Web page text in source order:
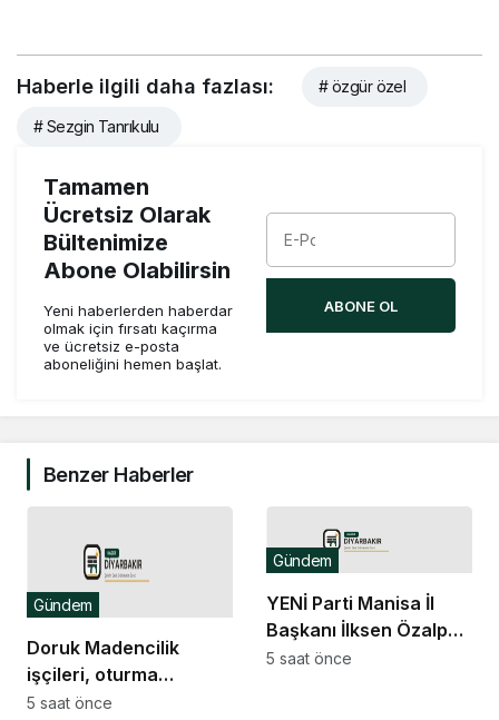
Haberle ilgili daha fazlası: # özgür özel
# Sezgin Tanrıkulu
Tamamen
Ücretsiz Olarak
Bültenimize
Abone Olabilirsin
Yeni haberlerden haberdar
olmak için fırsatı kaçırma
ve ücretsiz e-posta
aboneliğini hemen başlat.
ABONE OL
Benzer Haberler
Doruk Madencilik
işçileri, oturma
eylemine devam
Gündem
5 saat önce
YENİ Parti Manisa İl
Başkanı İlksen Özalper
tutuklandı
Gündem
5 saat önce